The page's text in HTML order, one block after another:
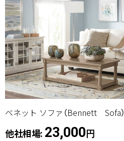
ベネット ソファ（Bennett Sofa）
他社相場: 23,000円